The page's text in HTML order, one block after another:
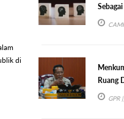
di
Ruang
GPR